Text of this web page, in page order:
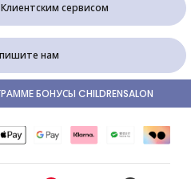
сервисом
нам
БОНУСЫ CHILDRENSALON